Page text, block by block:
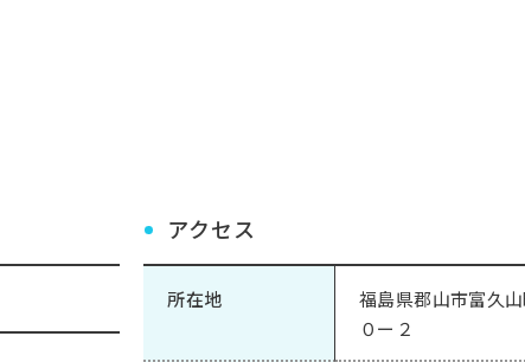
アクセス
所在地
福島県郡山市富久
０ー２